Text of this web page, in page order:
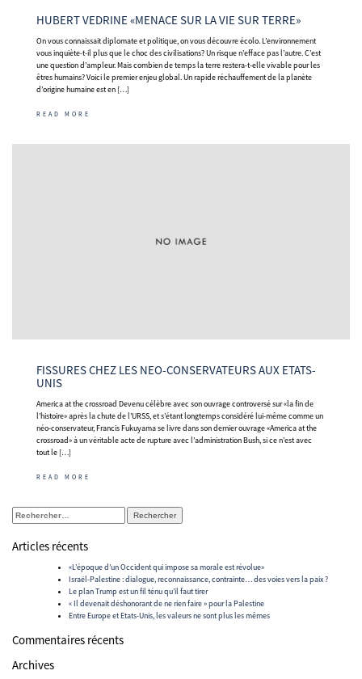
HUBERT VEDRINE «MENACE SUR LA VIE SUR TERRE»
On vous connaissait diplomate et politique, on vous découvre écolo. L’environnement
vous inquiète-t-il plus que le choc des civilisations? Un risque n’efface pas l’autre. C’est
une question d’ampleur. Mais combien de temps la terre restera-t-elle vivable pour les
êtres humains? Voici le premier enjeu global. Un rapide réchauffement de la planète
d’origine humaine est en […]
READ MORE
FISSURES CHEZ LES NEO-CONSERVATEURS AUX ETATS-
UNIS
America at the crossroad Devenu célèbre avec son ouvrage controversé sur «la fin de
l’histoire» après la chute de l’URSS, et s’étant longtemps considéré lui-même comme un
néo-conservateur, Francis Fukuyama se livre dans son dernier ouvrage «America at the
crossroad» à un véritable acte de rupture avec l’administration Bush, si ce n’est avec
tout le […]
READ MORE
Rechercher :
Articles récents
«L’époque d’un Occident qui impose sa morale est révolue»
Israël-Palestine : dialogue, reconnaissance, contrainte… des voies vers la paix ?
Le plan Trump est un fil ténu qu’il faut tirer
« Il devenait déshonorant de ne rien faire » pour la Palestine
Entre Europe et Etats-Unis, les valeurs ne sont plus les mêmes
Commentaires récents
Archives